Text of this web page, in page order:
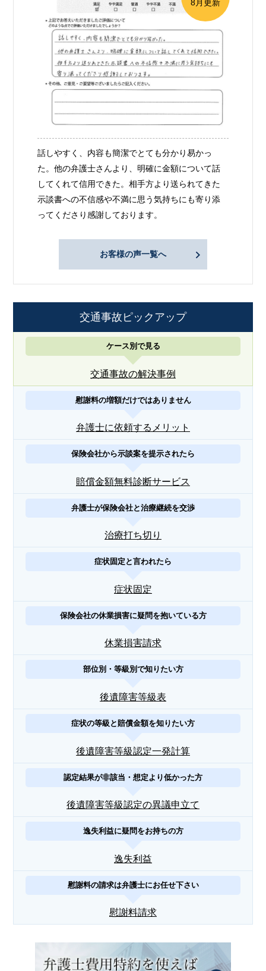
8月更新
話しやすく、内容も簡潔でとても分かり易かっ
た。他の弁護士さんより、明確に金額について話
してくれて信用できた。相手方より送られてきた
示談書への不信感や不満に思う気持ちにも寄り添
ってくださり感謝しております。
お客様の声一覧へ
交通事故ピックアップ
ケース別で見る
交通事故の解決事例
慰謝料の増額だけではありません
弁護士に依頼するメリット
保険会社から示談案を提示されたら
賠償金額無料診断サービス
弁護士が保険会社と治療継続を交渉
治療打ち切り
症状固定と言われたら
症状固定
保険会社の休業損害に疑問を抱いている方
休業損害請求
部位別・等級別で知りたい方
後遺障害等級表
症状の等級と賠償金額を知りたい方
後遺障害等級認定一発計算
認定結果が非該当・想定より低かった方
後遺障害等級認定の異議申立て
逸失利益に疑問をお持ちの方
逸失利益
慰謝料の請求は弁護士にお任せ下さい
慰謝料請求